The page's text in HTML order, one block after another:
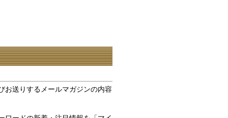
お送りするメールマガジンの内容